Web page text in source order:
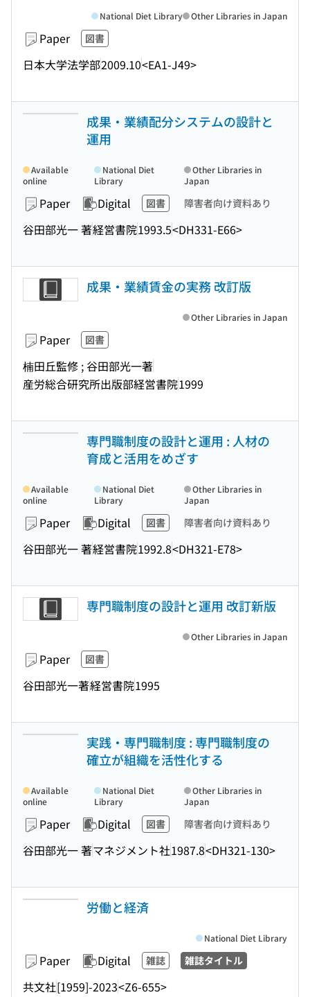
Paper 図書
日本大学法学部2009.10<EA1-J49>
National Diet Library Other Libraries in Japan
成果・業績配分システムの設計と
運用
Paper Digital 図書 障害者向け資料あり
谷田部光一 著経営書院1993.5<DH331-E66>
Available
online
National Diet
Library
Other Libraries in
Japan
成果・業績賃金の実務 改訂版
Paper 図書
楠田丘監修 ; 谷田部光一著
産労総合研究所出版部経営書院1999
Other Libraries in Japan
専門職制度の設計と運用 : 人材の
育成と活用をめざす
Paper Digital 図書 障害者向け資料あり
谷田部光一 著経営書院1992.8<DH321-E78>
Available
online
National Diet
Library
Other Libraries in
Japan
専門職制度の設計と運用 改訂新版
Paper 図書
谷田部光一著経営書院1995
Other Libraries in Japan
実践・専門職制度 : 専門職制度の
確立が組織を活性化する
Paper Digital 図書 障害者向け資料あり
谷田部光一 著マネジメント社1987.8<DH321-130>
Available
online
National Diet
Library
Other Libraries in
Japan
労働と経済
Paper Digital 雑誌 雑誌タイトル
共文社[1959]-2023<Z6-655>
National Diet Library